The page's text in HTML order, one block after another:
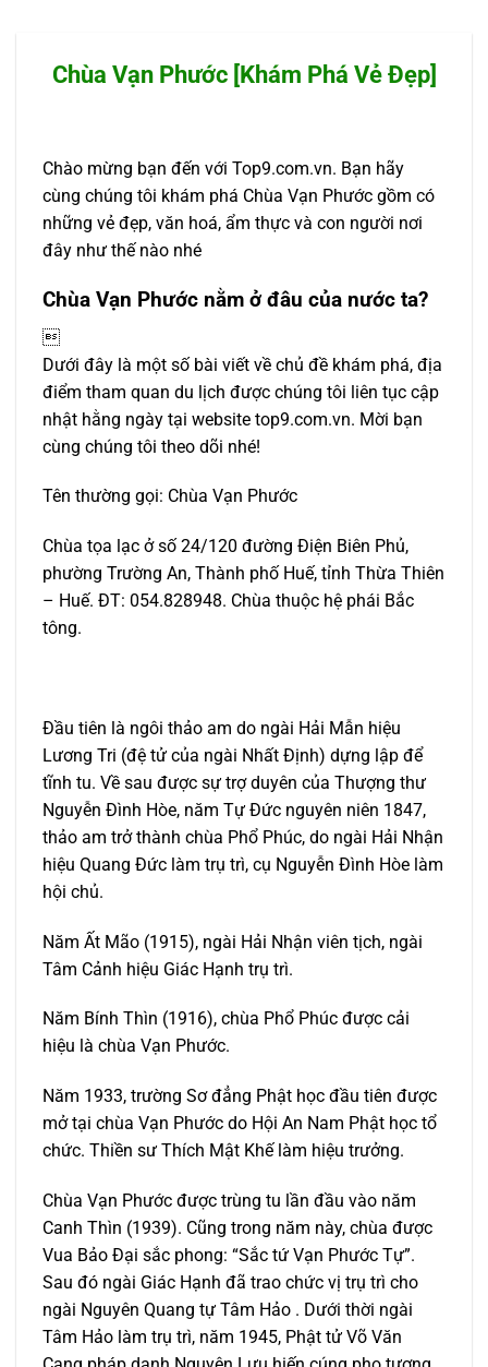
Chùa Vạn Phước [Khám Phá Vẻ Đẹp]
Chào mừng bạn đến với Top9.com.vn. Bạn hãy
cùng chúng tôi khám phá Chùa Vạn Phước gồm có
những vẻ đẹp, văn hoá, ẩm thực và con người nơi
đây như thế nào nhé
Chùa Vạn Phước nằm ở đâu của nước ta?

Dưới đây là một số bài viết về chủ đề khám phá, địa
điểm tham quan du lịch được chúng tôi liên tục cập
nhật hằng ngày tại website top9.com.vn. Mời bạn
cùng chúng tôi theo dõi nhé!
Tên thường gọi: Chùa Vạn Phước
Chùa tọa lạc ở số 24/120 đường Điện Biên Phủ,
phường Trường An, Thành phố Huế, tỉnh Thừa Thiên
– Huế. ĐT: 054.828948. Chùa thuộc hệ phái Bắc
tông.
Đầu tiên là ngôi thảo am do ngài Hải Mẫn hiệu
Lương Tri (đệ tử của ngài Nhất Định) dựng lập để
tĩnh tu. Về sau được sự trợ duyên của Thượng thư
Nguyễn Đình Hòe, năm Tự Đức nguyên niên 1847,
thảo am trở thành chùa Phổ Phúc, do ngài Hải Nhận
hiệu Quang Đức làm trụ trì, cụ Nguyễn Đình Hòe làm
hội chủ.
Năm Ất Mão (1915), ngài Hải Nhận viên tịch, ngài
Tâm Cảnh hiệu Giác Hạnh trụ trì.
Năm Bính Thìn (1916), chùa Phổ Phúc được cải
hiệu là chùa Vạn Phước.
Năm 1933, trường Sơ đẳng Phật học đầu tiên được
mở tại chùa Vạn Phước do Hội An Nam Phật học tổ
chức. Thiền sư Thích Mật Khế làm hiệu trưởng.
Chùa Vạn Phước được trùng tu lần đầu vào năm
Canh Thìn (1939). Cũng trong năm này, chùa được
Vua Bảo Đại sắc phong: “Sắc tứ Vạn Phước Tự”.
Sau đó ngài Giác Hạnh đã trao chức vị trụ trì cho
ngài Nguyên Quang tự Tâm Hảo . Dưới thời ngài
Tâm Hảo làm trụ trì, năm 1945, Phật tử Võ Văn